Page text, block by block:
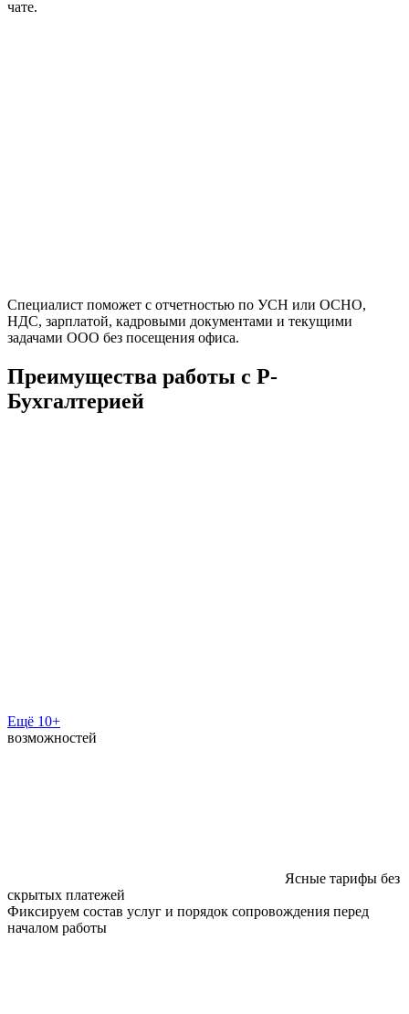
чате.
Специалист поможет с отчетностью по УСН или ОСНО,
НДС, зарплатой, кадровыми документами и текущими
задачами ООО без посещения офиса.
Преимущества работы с Р-
Бухгалтерией
Ещё 10+
возможностей
Ясные тарифы без
скрытых платежей
Фиксируем состав услуг и порядок сопровождения перед
началом работы